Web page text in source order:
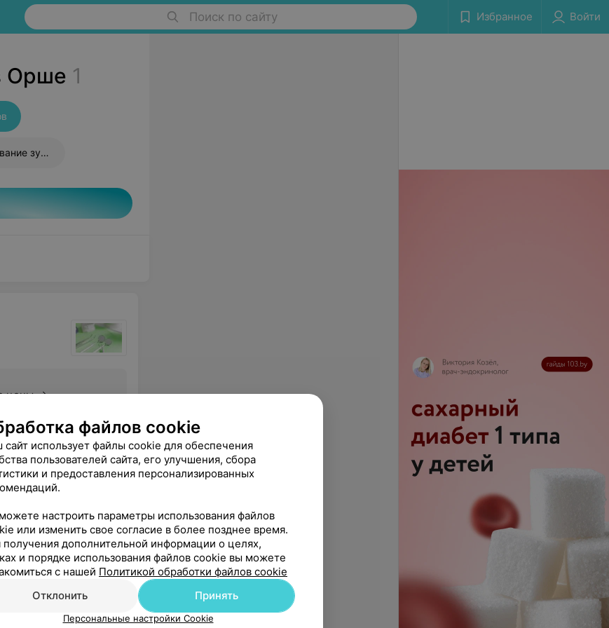
Поиск по сайту Избранное Войти
Орше 1
Косметическое отбеливание зубов
цены
цены. Я рекомендую этот кабинет к посещению. Еще
файлов cookie
сайт использует файлы cookie для обеспечения
пользователей сайта, его улучшения, сбора
и предоставления персонализированных
настроить параметры использования файлов
или изменить свое согласие в более позднее время.
получения дополнительной информации о целях,
и порядке использования файлов cookie вы можете
с нашей Политикой обработки файлов cookie
Отклонить
Принять
Персональные настройки Cookie